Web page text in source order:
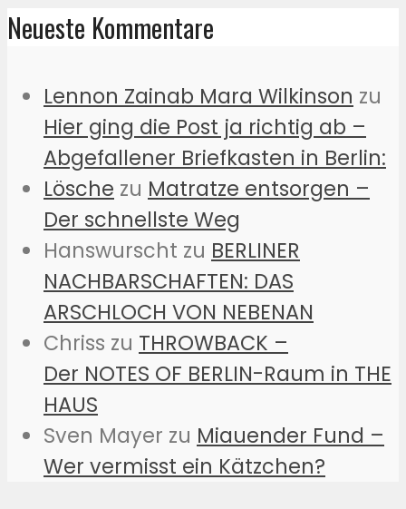
Neueste Kommentare
Lennon Zainab Mara Wilkinson zu
Hier ging die Post ja richtig ab –
Abgefallener Briefkasten in Berlin:
Lösche zu Matratze entsorgen –
Der schnellste Weg
Hanswurscht zu BERLINER
NACHBARSCHAFTEN: DAS
ARSCHLOCH VON NEBENAN
Chriss zu THROWBACK –
Der NOTES OF BERLIN-Raum in THE
HAUS
Sven Mayer zu Miauender Fund –
Wer vermisst ein Kätzchen?